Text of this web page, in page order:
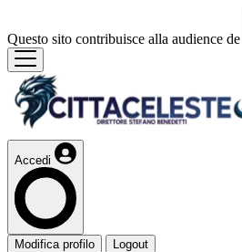
Questo sito contribuisce alla audience de
Accedi
Modifica profilo Logout